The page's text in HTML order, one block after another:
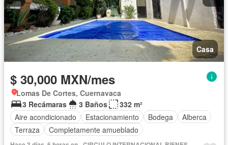
Casa
$ 30,000 MXN/mes
Lomas De Cortes, Cuernavaca
3 Recámaras
3 Baños
332 m²
Aire acondicionado
Estacionamiento Bodega
Alberca
Terraza
Completamente amueblado